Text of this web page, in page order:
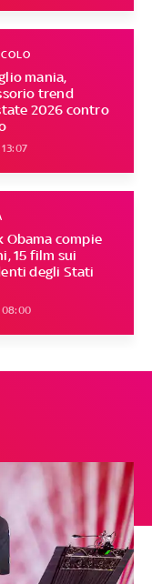
mania,
trend
2026 contro
Obama compie
15 film sui
degli Stati
08:00